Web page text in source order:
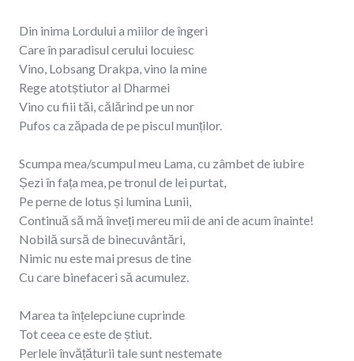
Din inima Lordului a miilor de îngeri
Care în paradisul cerului locuiesc
Vino, Lobsang Drakpa, vino la mine
Rege atotștiutor al Dharmei
Vino cu fiii tăi, călărind pe un nor
Pufos ca zăpada de pe piscul munților.
Scumpa mea/scumpul meu Lama, cu zâmbet de iubire
Șezi în fața mea, pe tronul de lei purtat,
Pe perne de lotus și lumina Lunii,
Continuă să mă înveți mereu mii de ani de acum înainte!
Nobilă sursă de binecuvântări,
Nimic nu este mai presus de tine
Cu care binefaceri să acumulez.
Marea ta înțelepciune cuprinde
Tot ceea ce este de știut.
Perlele învățăturii tale sunt nestemate